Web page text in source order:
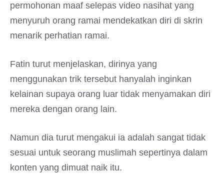
permohonan maaf selepas video nasihat yang
menyuruh orang ramai mendekatkan diri di skrin
menarik perhatian ramai.
Fatin turut menjelaskan, dirinya yang
menggunakan trik tersebut hanyalah inginkan
kelainan supaya orang luar tidak menyamakan diri
mereka dengan orang lain.
Namun dia turut mengakui ia adalah sangat tidak
sesuai untuk seorang muslimah sepertinya dalam
konten yang dimuat naik itu.